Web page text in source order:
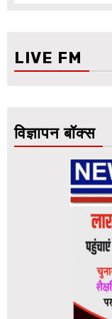
LIVE FM
विज्ञापन बॉक्स